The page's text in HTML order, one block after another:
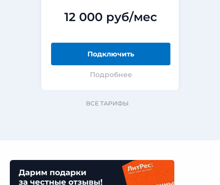
12 000 руб/мес
Подключить
Подробнее
ВСЕ ТАРИФЫ